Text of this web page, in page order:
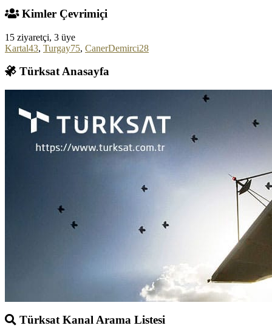
Kimler Çevrimiçi
15 ziyaretçi, 3 üye
Kartal43, Turgay75, CanerDemirci28
Türksat Anasayfa
Türksat Kanal Arama Listesi